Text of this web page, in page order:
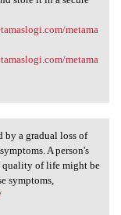
metama
metama
by a gradual loss of
A person's
of life might be
symptoms,